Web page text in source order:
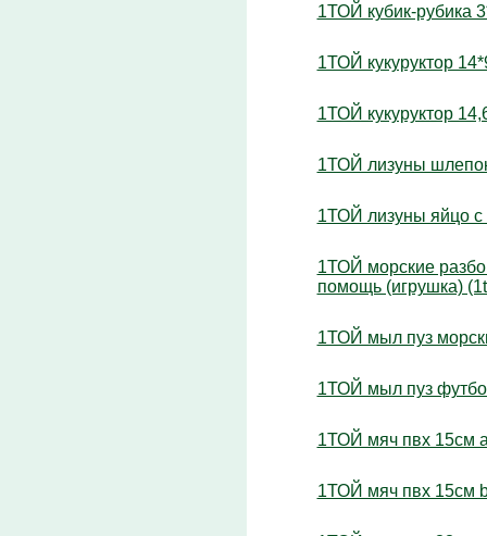
1ТОЙ кубик-рубика
1ТОЙ кукуруктор
1ТОЙ кукуруктор
1ТОЙ лизуны
1ТОЙ лизуны яйцо с
1ТОЙ морские
помощь (игрушка)
1ТОЙ мыл пуз
1ТОЙ мыл пуз
1ТОЙ мяч пвх 15см
1ТОЙ мяч пвх 15см